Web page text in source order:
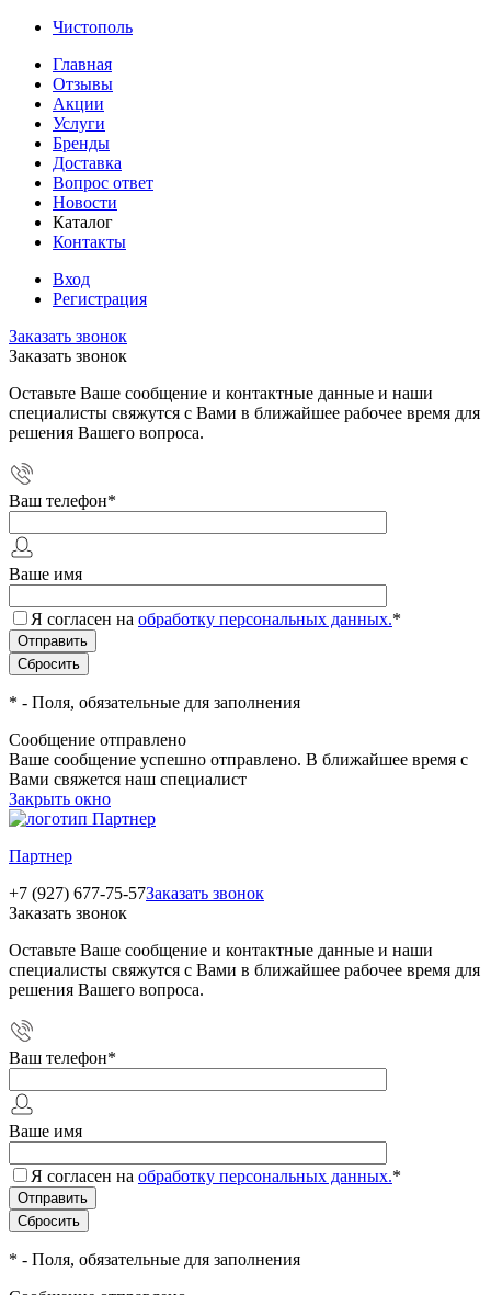
Чистополь
Главная
Отзывы
Акции
Услуги
Бренды
Доставка
Вопрос ответ
Новости
Каталог
Контакты
Вход
Регистрация
Заказать звонок
Заказать звонок
Оставьте Ваше сообщение и контактные данные и наши
специалисты свяжутся с Вами в ближайшее рабочее время для
решения Вашего вопроса.
Ваш телефон*
Ваше имя
Я согласен на обработку персональных данных.*
* - Поля, обязательные для заполнения
Сообщение отправлено
Ваше сообщение успешно отправлено. В ближайшее время с
Вами свяжется наш специалист
Закрыть окно
Партнер
+7 (927) 677-75-57Заказать звонок
Заказать звонок
Оставьте Ваше сообщение и контактные данные и наши
специалисты свяжутся с Вами в ближайшее рабочее время для
решения Вашего вопроса.
Ваш телефон*
Ваше имя
Я согласен на обработку персональных данных.*
* - Поля, обязательные для заполнения